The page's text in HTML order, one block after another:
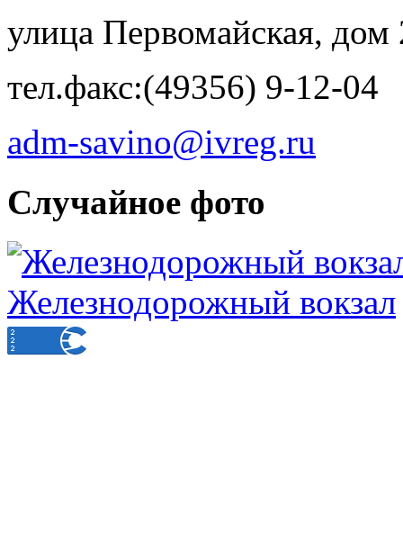
улица Первомайская, дом
тел.факс:(49356) 9-12-04
adm-savino@ivreg.ru
Случайное фото
Железнодорожный вокзал